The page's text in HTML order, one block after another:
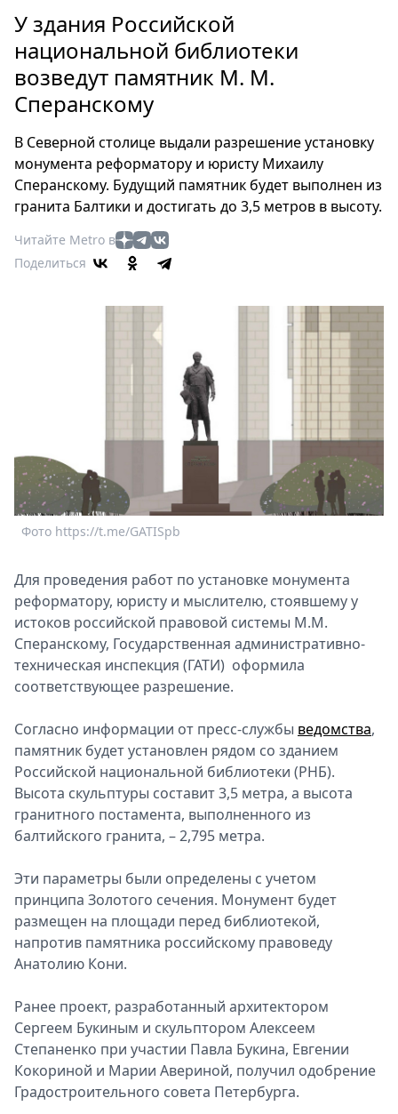
Россия
Мир
Здоровье
Еда
Мода
Театр
Кино
Книги
Выставки
Стримы
Звезды
2026
Скачай
Metro
У здания Российской
национальной библиотеки
возведут памятник М. М.
Сперанскому
В Северной столице выдали разрешение установку
монумента реформатору и юристу Михаилу
Сперанскому. Будущий памятник будет выполнен из
гранита Балтики и достигать до 3,5 метров в высоту.
Читайте Metro в
Поделиться
Фото https://t.me/GATISpb
Для проведения работ по установке монумента
реформатору, юристу и мыслителю, стоявшему у
истоков российской правовой системы М.М.
Сперанскому, Государственная административно-
техническая инспекция (ГАТИ) оформила
соответствующее разрешение.
Согласно информации от пресс-службы ведомства,
памятник будет установлен рядом со зданием
Российской национальной библиотеки (РНБ).
Высота скульптуры составит 3,5 метра, а высота
гранитного постамента, выполненного из
балтийского гранита, – 2,795 метра.
Эти параметры были определены с учетом
принципа Золотого сечения. Монумент будет
размещен на площади перед библиотекой,
напротив памятника российскому правоведу
Анатолию Кони.
Ранее проект, разработанный архитектором
Сергеем Букиным и скульптором Алексеем
Степаненко при участии Павла Букина, Евгении
Кокориной и Марии Авериной, получил одобрение
Градостроительного совета Петербурга.